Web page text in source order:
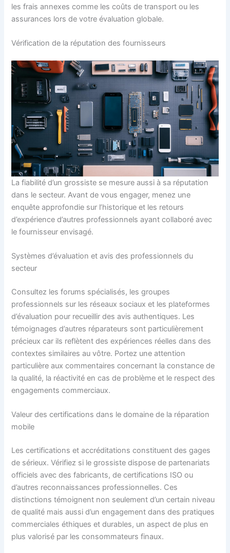
les frais annexes comme les coûts de transport ou les
assurances lors de votre évaluation globale.
Vérification de la réputation des fournisseurs
La fiabilité d’un grossiste se mesure aussi à sa réputation
dans le secteur. Avant de vous engager, menez une
enquête approfondie sur l’historique et les retours
d’expérience d’autres professionnels ayant collaboré avec
le fournisseur envisagé.
Systèmes d’évaluation et avis des professionnels du
secteur
Consultez les forums spécialisés, les groupes
professionnels sur les réseaux sociaux et les plateformes
d’évaluation pour recueillir des avis authentiques. Les
témoignages d’autres réparateurs sont particulièrement
précieux car ils reflètent des expériences réelles dans des
contextes similaires au vôtre. Portez une attention
particulière aux commentaires concernant la constance de
la qualité, la réactivité en cas de problème et le respect des
engagements commerciaux.
Valeur des certifications dans le domaine de la réparation
mobile
Les certifications et accréditations constituent des gages
de sérieux. Vérifiez si le grossiste dispose de partenariats
officiels avec des fabricants, de certifications ISO ou
d’autres reconnaissances professionnelles. Ces
distinctions témoignent non seulement d’un certain niveau
de qualité mais aussi d’un engagement dans des pratiques
commerciales éthiques et durables, un aspect de plus en
plus valorisé par les consommateurs finaux.